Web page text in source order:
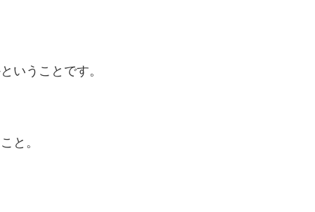
いうことです。
と。